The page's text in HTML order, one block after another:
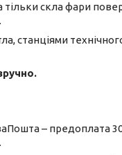
тільки скла фари
станціями
– предоплата